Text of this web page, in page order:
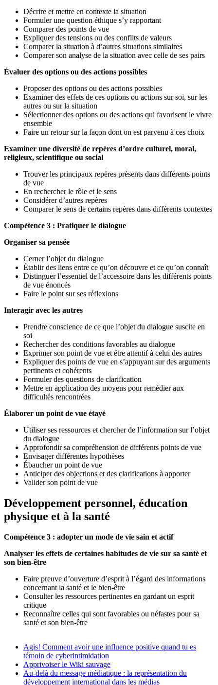
Décrire et mettre en contexte la situation
Formuler une question éthique s’y rapportant
Comparer des points de vue
Expliquer des tensions ou des conflits de valeurs
Comparer la situation à d’autres situations similaires
Comparer son analyse de la situation avec celle de ses pairs
Évaluer des options ou des actions possibles
Proposer des options ou des actions possibles
Examiner des effets de ces options ou actions sur soi, sur les
autres ou sur la situation
Sélectionner des options ou des actions qui favorisent le vivre
ensemble
Faire un retour sur la façon dont on est parvenu à ces choix
Examiner une diversité de repères d’ordre culturel, moral,
religieux, scientifique ou social
Trouver les principaux repères présents dans différents points
de vue
En rechercher le rôle et le sens
Considérer d’autres repères
Comparer le sens de certains repères dans différents contextes
Compétence 3 : Pratiquer le dialogue
Organiser sa pensée
Cerner l’objet du dialogue
Établir des liens entre ce qu’on découvre et ce qu’on connaît
Distinguer l’essentiel de l’accessoire dans les différents points
de vue énoncés
Faire le point sur ses réflexions
Interagir avec les autres
Prendre conscience de ce que l’objet du dialogue suscite en
soi
Rechercher des conditions favorables au dialogue
Exprimer son point de vue et être attentif à celui des autres
Expliquer des points de vue en s’appuyant sur des arguments
pertinents et cohérents
Formuler des questions de clarification
Mettre en application des moyens pour remédier aux
difficultés rencontrées
Élaborer un point de vue étayé
Utiliser ses ressources et chercher de l’information sur l’objet
du dialogue
Approfondir sa compréhension de différents points de vue
Envisager différentes hypothèses
Ébaucher un point de vue
Anticiper des objections et des clarifications à apporter
Valider son point de vue
Développement personnel, éducation
physique et à la santé
Compétence 3 : adopter un mode de vie sain et actif
Analyser les effets de certaines habitudes de vie sur sa santé et
son bien-être
Faire preuve d’ouverture d’esprit à l’égard des informations
concernant la santé et le bien-être
Consulter les ressources pertinentes en gardant un esprit
critique
Reconnaître celles qui sont favorables ou néfastes pour sa
santé et son bien-être
Main
menu
Agis! Comment avoir une influence positive quand tu es
témoin de cyberintimidation
Apprivoiser le Wiki sauvage
Au-delà du message médiatique : la représentation du
développement international dans les médias